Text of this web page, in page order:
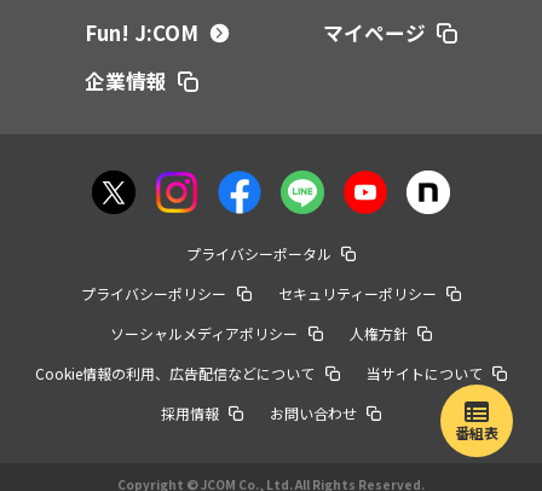
番組表
Fun! J:COM
マイページ
企業情報
プライバシーポータル
プライバシーポリシー
セキュリティーポリシー
ソーシャルメディアポリシー
人権方針
Cookie情報の利用、広告配信などについて
当サイトについて
採用情報
お問い合わせ
Copyright © JCOM Co., Ltd. All Rights Reserved.